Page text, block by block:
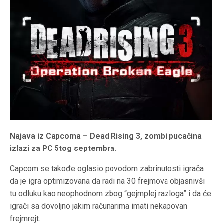
Najava iz Capcoma – Dead Rising 3, zombi pucačina
izlazi za PC 5tog septembra.
Capcom se takođe oglasio povodom zabrinutosti igrača
da je igra optimizovana da radi na 30 frejmova objasnivši
tu odluku kao neophodnom zbog “gejmplej razloga” i da će
igrači sa dovoljno jakim računarima imati nekapovan
frejmrejt.